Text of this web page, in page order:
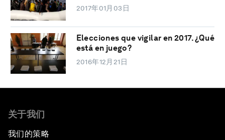
2017年01月03日
Elecciones que vigilar en 2017. ¿Qué
está en juego?
2016年12月21日
关于我们
我们的策略